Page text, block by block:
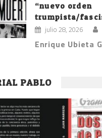
“nuevo orden
trumpista/
julio 28, 2026
Enrique Ubieta
PABLO